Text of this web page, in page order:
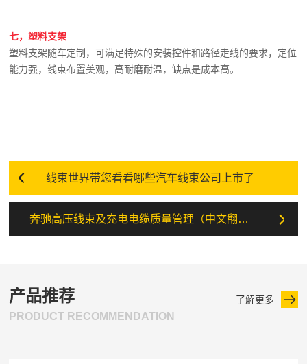
七，塑料支架
塑料支架随车定制，可满足特殊的安装控件和路径走线的要求，定位
能力强，线束布置美观，高耐磨耐温，缺点是成本高。
线束世界带您看看哪些汽车线束公司上市了
奔驰高压线束及充电电缆质量管理（中文翻译）
产品推荐
PRODUCT RECOMMENDATION
了解更多